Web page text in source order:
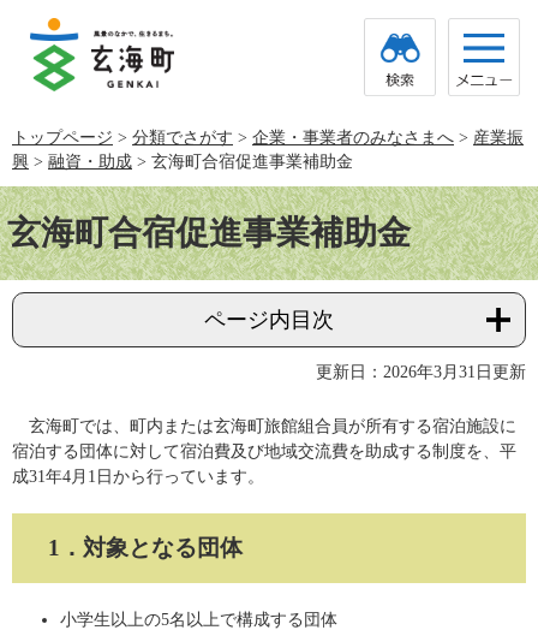
で
す。
ば
し
て
本
文
へ
トップページ > 分類でさがす > 企業・事業者のみなさまへ > 産業振
興 > 融資・助成 > 玄海町合宿促進事業補助金
本
文玄海町合宿促進事業補助金
ページ内目次
更新日：2026年3月31日更新
玄海町では、町内または玄海町旅館組合員が所有する宿泊施設に
宿泊する団体に対して宿泊費及び地域交流費を助成する制度を、平
成31年4月1日から行っています。
1．対象となる団体
小学生以上の5名以上で構成する団体